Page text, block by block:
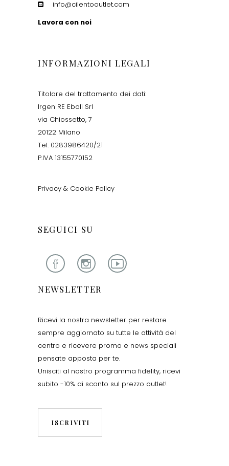
info@cilentooutlet.com
Lavora con noi
INFORMAZIONI LEGALI
Titolare del trattamento dei dati:
Irgen RE Eboli Srl
via Chiossetto, 7
20122 Milano
Tel. 0283986420/21
P.IVA 13155770152
Privacy & Cookie Policy
SEGUICI SU
NEWSLETTER
Ricevi la nostra newsletter per restare
sempre aggiornato su tutte le attività del
centro e ricevere promo e news speciali
pensate apposta per te.
Unisciti al nostro programma fidelity, ricevi
subito -10% di sconto sul prezzo outlet!
ISCRIVITI